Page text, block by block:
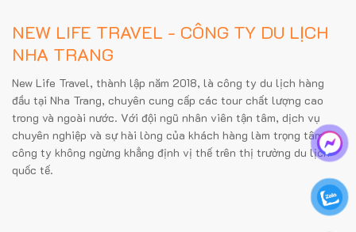
NEW LIFE TRAVEL - CÔNG TY DU LỊCH
NHA TRANG
New Life Travel, thành lập năm 2018, là công ty du lịch hàng
đầu tại Nha Trang, chuyên cung cấp các tour chất lượng cao
trong và ngoài nước. Với đội ngũ nhân viên tận tâm, dịch vụ
chuyên nghiệp và sự hài lòng của khách hàng làm trọng tâm,
công ty không ngừng khẳng định vị thế trên thị trường du lịch
quốc tế.